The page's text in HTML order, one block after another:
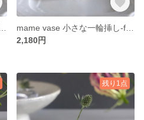
2,180円
残り1点